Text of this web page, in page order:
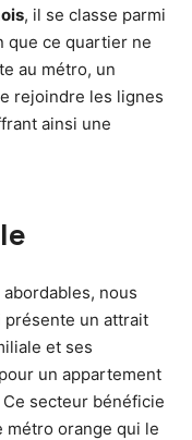
, il se classe parmi
que ce quartier ne
au métro, un
rejoindre les lignes
ainsi une
nous
présente un attrait
et ses
un appartement
Ce secteur bénéficie
métro orange qui le